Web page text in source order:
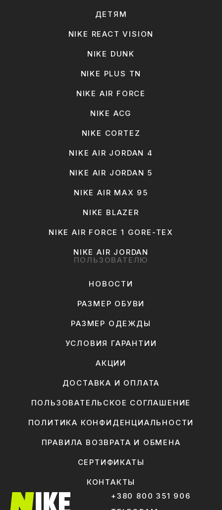
ДЕТЯМ
NIKE REACT VISION
NIKE DUNK
NIKE PLUS TN
NIKE AIR FORCE
NIKE ACG
NIKE CORTEZ
NIKE AIR JORDAN 4
NIKE AIR JORDAN 5
NIKE AIR MAX 95
NIKE BLAZER
NIKE AIR FORCE 1 GORE-TEX
NIKE AIR JORDAN
ПОЛЬЗОВАТЕЛЮ
НОВОСТИ
РАЗМЕР ОБУВИ
РАЗМЕР ОДЕЖДЫ
УСЛОВИЯ ГАРАНТИИ
АКЦИИ
ДОСТАВКА И ОПЛАТА
ПОЛЬЗОВАТЕЛЬСКОЕ СОГЛАШЕНИЕ
ПОЛИТИКА КОНФИДЕНЦИАЛЬНОСТИ
ПРАВИЛА ВОЗВРАТА И ОБМЕНА
СЕРТИФИКАТЫ
КОНТАКТЫ
+380 800 351 906